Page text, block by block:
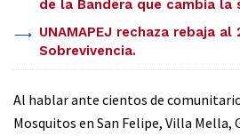
de la Bandera que cambia la
UNAMAPEJ rechaza rebaja
Sobrevivencia.
Al hablar ante cientos de
Mosquitos en San Felipe, Villa Mella,